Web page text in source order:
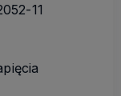
11